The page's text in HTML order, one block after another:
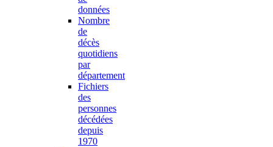
données
Nombre
de
décès
quotidiens
par
département
Fichiers
des
personnes
décédées
depuis
1970